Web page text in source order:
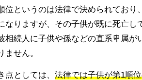
位というのは法律で決められてお
なりますが、その子供が既に死亡
相続人に子供や孫などの直系卑属
ません。
点としては、 法律では子供が第1順